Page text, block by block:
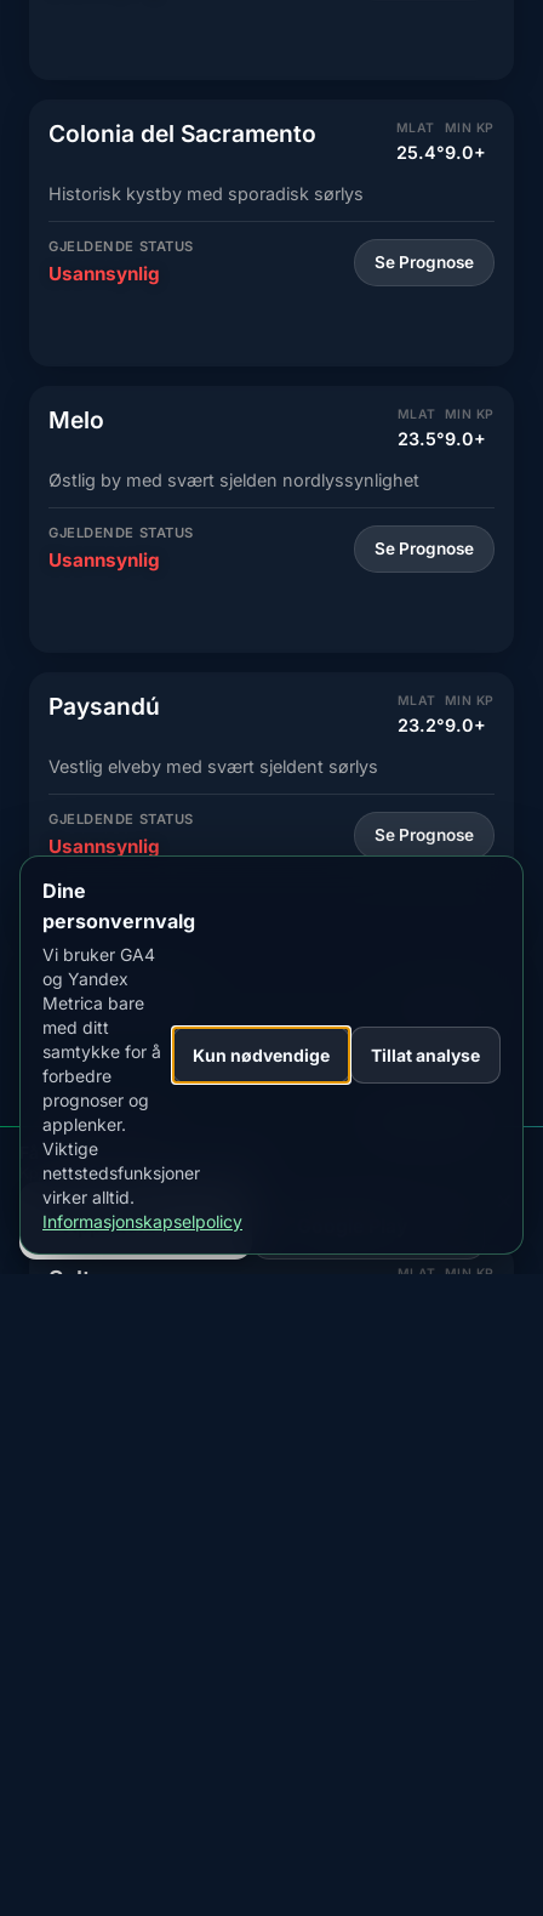
Colonia del Sacramento MLAT
25.4°
MIN KP
9.0+
Historisk kystby med sporadisk sørlys
GJELDENDE STATUS
Usannsynlig Se Prognose
Melo MLAT
23.5°
MIN KP
9.0+
Østlig by med svært sjelden nordlyssynlighet
GJELDENDE STATUS
Usannsynlig Se Prognose
Paysandú MLAT
23.2°
MIN KP
9.0+
Vestlig elveby med svært sjeldent sørlys
GJELDENDE STATUS
Usannsynlig Se Prognose
Tacuarembó
Sentral by med minimalt sørlys
GJELDENDE STATUS
Usannsynlig
Salto MLAT MIN KP
Dine
personvernvalg
Vi bruker GA4
og Yandex
Metrica bare
med ditt
samtykke for å
forbedre
prognoser og
applenker.
Viktige
nettstedsfunksjoner
virker alltid.
Informasjonskapselpolicy
Kun nødvendige Tillat analyse
Få nordlysvarsler for Uruguay
Kp, skyer, måne og varsler i appen
App Store